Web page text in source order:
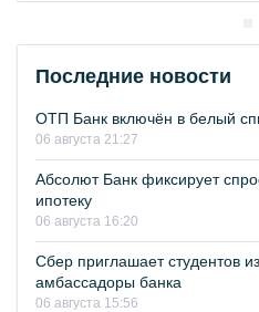
Последние новости
ОТП Банк включён в белый
06 августа 21:27
Абсолют Банк фиксирует
ипотеку
06 августа 16:20
Сбер приглашает студентов
амбассадоры банка
06 августа 15:56